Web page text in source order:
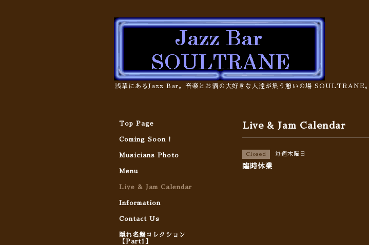
浅草にあるJazz Bar。音楽とお酒の大好きな人達が集う憩いの場 SOULTRANE。
Live & Jam Calendar
Closed 毎週木曜日
臨時休業
Top Page
Coming Soon !
Musicians Photo
Menu
Live & Jam Calendar
Information
Contact Us
隠れ名盤コレクション
【Part1】